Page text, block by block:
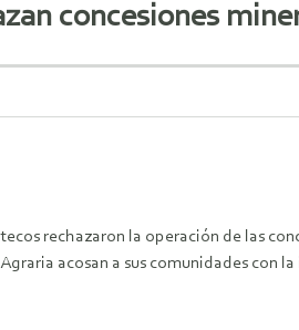
concesiones
rechazaron la operación de las
acosan a sus comunidades